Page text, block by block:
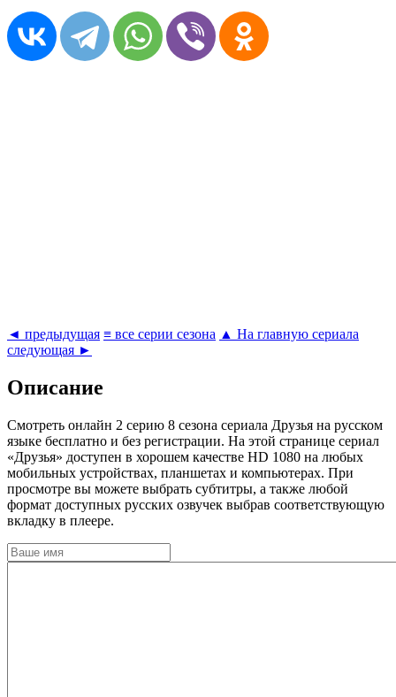
◄ предыдущая ≡ все серии сезона ▲ На главную сериала
следующая ►
Описание
Cмотреть онлайн 2 серию 8 сезона сериала Друзья на русском
языке бесплатно и без регистрации. На этой странице сериал
«Друзья» доступен в хорошем качестве HD 1080 на любых
мобильных устройствах, планшетах и компьютерах. При
просмотре вы можете выбрать субтитры, а также любой
формат доступных русских озвучек выбрав соответствующую
вкладку в плеере.